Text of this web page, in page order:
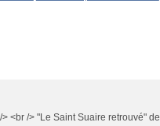
<br /> "Le Saint Suaire retrouvé"